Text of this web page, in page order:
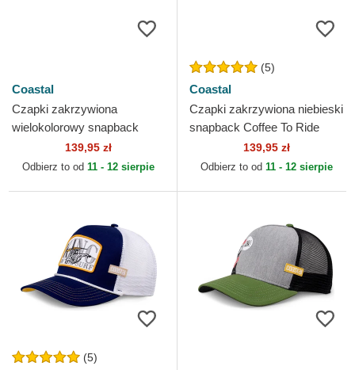
Coastal
Czapki zakrzywiona
wielokolorowy snapback
YinShaka HFT Coastal
139,95 zł
Odbierz to od 11 - 12 sierpie
(5)
Coastal
Czapki zakrzywiona niebieski
snapback Coffee To Ride
HFT Coastal139,95 zł
Odbierz to od 11 - 12 sierpie
(5)